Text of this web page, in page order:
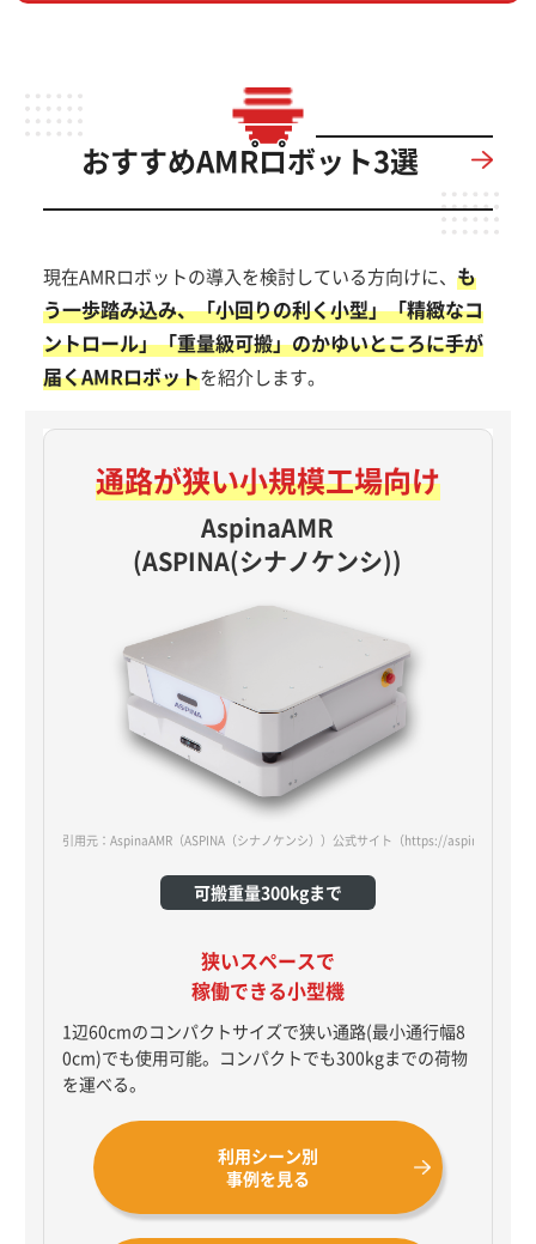
おすすめAMRロボット3選
現在AMRロボットの導入を検討している方向けに、も
う一歩踏み込み、「小回りの利く小型」「精緻なコ
ントロール」「重量級可搬」のかゆいところに手が
届くAMRロボットを紹介します。
通路が狭い小規模工場向け
AspinaAMR
(ASPINA(シナノケンシ))
引用元：AspinaAMR（ASPINA（シナノケンシ））公式サイト （https://aspina-
可搬重量300kgまで
狭いスペースで
稼働できる小型機
1辺60cmのコンパクトサイズで狭い通路(最小通行幅8
0cm)でも使用可能。コンパクトでも300kgまでの荷物
を運べる。
利用シーン別
事例を見る